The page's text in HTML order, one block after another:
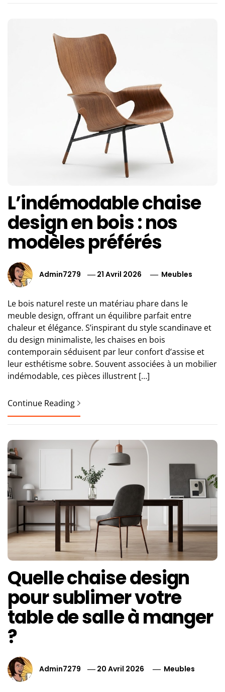
L’indémodable chaise
design en bois : nos
modèles préférés
Admin7279 21 Avril 2026 Meubles
Le bois naturel reste un matériau phare dans le
meuble design, offrant un équilibre parfait entre
chaleur et élégance. S’inspirant du style scandinave et
du design minimaliste, les chaises en bois
contemporain séduisent par leur confort d’assise et
leur esthétisme sobre. Souvent associées à un mobilier
indémodable, ces pièces illustrent […]
Continue Reading
Quelle chaise design
pour sublimer votre
table de salle à manger
?
Admin7279 20 Avril 2026 Meubles